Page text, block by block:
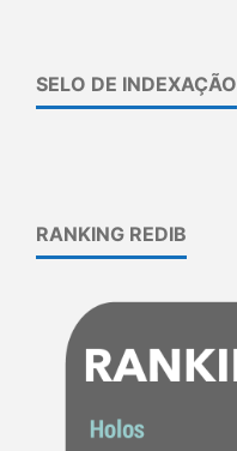
SELO DE INDEXAÇÃO
RANKING REDIB